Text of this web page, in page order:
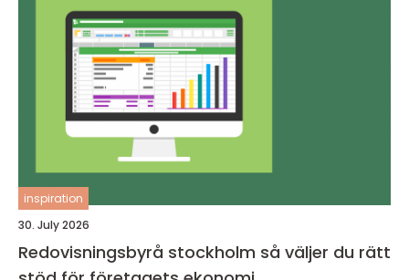
inspiration
30. July 2026
Redovisningsbyrå stockholm så väljer du rätt